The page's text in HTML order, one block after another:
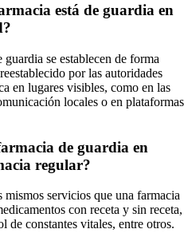
está de guardia en
se establecen de forma
por las autoridades
en lugares visibles, como en las
locales o en plataformas
de guardia en
regular?
servicios que una farmacia
con receta y sin receta,
de constantes vitales, entre otros.